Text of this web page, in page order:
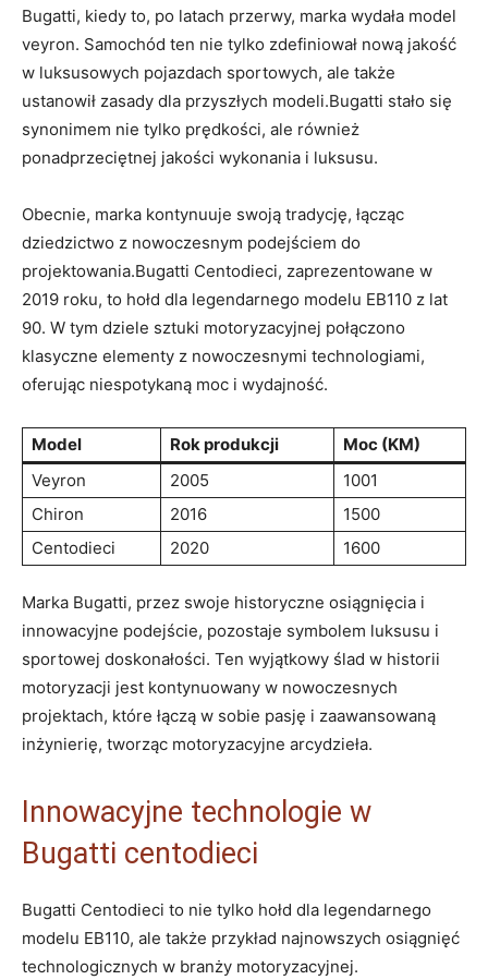
Bugatti, kiedy to, po latach przerwy, marka wydała model
veyron. Samochód ten​ nie tylko zdefiniował nową jakość
w luksusowych pojazdach sportowych, ale także
ustanowił zasady dla przyszłych modeli.Bugatti stało się
synonimem nie tylko prędkości,‍ ale również
ponadprzeciętnej jakości wykonania i luksusu.
Obecnie, marka ​kontynuuje swoją tradycję, łącząc
dziedzictwo z nowoczesnym podejściem do
⁣projektowania.Bugatti Centodieci, zaprezentowane w
2019 roku, to hołd dla‍ legendarnego modelu EB110 z lat
90. W tym dziele sztuki motoryzacyjnej połączono
klasyczne ‍elementy z nowoczesnymi technologiami,
oferując⁤ niespotykaną moc i wydajność.
Model Rok produkcji
Moc (KM)
Veyron
2005
1001
Chiron
2016
1500
Centodieci
2020 1600
Marka ‍Bugatti, ⁣przez swoje ⁢historyczne osiągnięcia i
innowacyjne podejście, pozostaje symbolem luksusu i
sportowej doskonałości.⁢ Ten wyjątkowy ślad w historii
⁢motoryzacji jest kontynuowany w⁢ nowoczesnych
projektach, które łączą w sobie pasję i zaawansowaną
inżynierię, tworząc motoryzacyjne arcydzieła.
Innowacyjne technologie w
Bugatti centodieci
Bugatti Centodieci to nie tylko hołd dla legendarnego
modelu EB110, ale także​ przykład ‍najnowszych osiągnięć
technologicznych w branży motoryzacyjnej.